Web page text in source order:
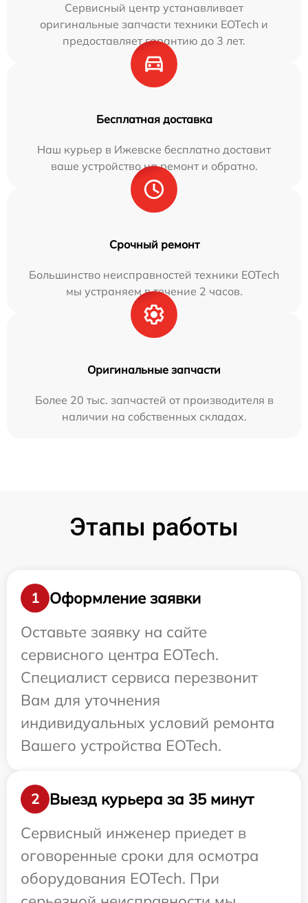
Сервисный центр устанавливает
оригинальные запчасти техники EOTech и
предоставляет гарантию до 3 лет.
Бесплатная доставка
Наш курьер в Ижевске бесплатно доставит
ваше устройство на ремонт и обратно.
Срочный ремонт
Большинство неисправностей техники EOTech
мы устраняем в течение 2 часов.
Оригинальные запчасти
Более 20 тыс. запчастей от производителя в
наличии на собственных складах.
Этапы работы
1
Оформление заявки
Оставьте заявку на сайте
сервисного центра EOTech.
Специалист сервиса перезвонит
Вам для уточнения
индивидуальных условий ремонта
Вашего устройства EOTech.
2
Выезд курьера за 35 минут
Сервисный инженер приедет в
оговоренные сроки для осмотра
оборудования EOTech. При